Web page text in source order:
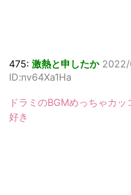
475: 激熱と申したか 2022/
ID:nv64Xa1Ha
ドラミのBGMめっちゃカッ
好き